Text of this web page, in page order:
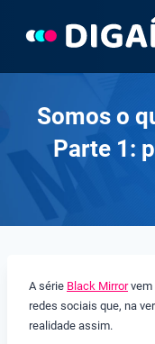
Somos o
Parte 1:
A série Black Mirrorvem
redes sociais que, na
realidade assim.